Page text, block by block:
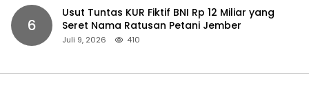
6
Usut Tuntas KUR Fiktif BNI Rp 12 Miliar yang
Seret Nama Ratusan Petani Jember
Juli 9, 2026 410